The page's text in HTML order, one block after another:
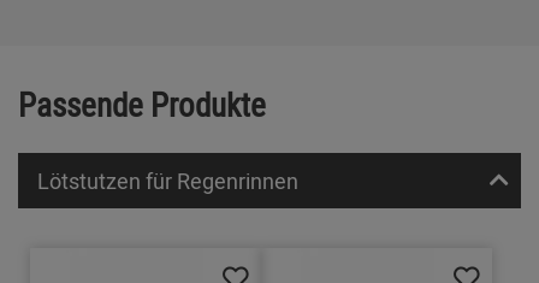
Passende Produkte
Lötstutzen für Regenrinnen